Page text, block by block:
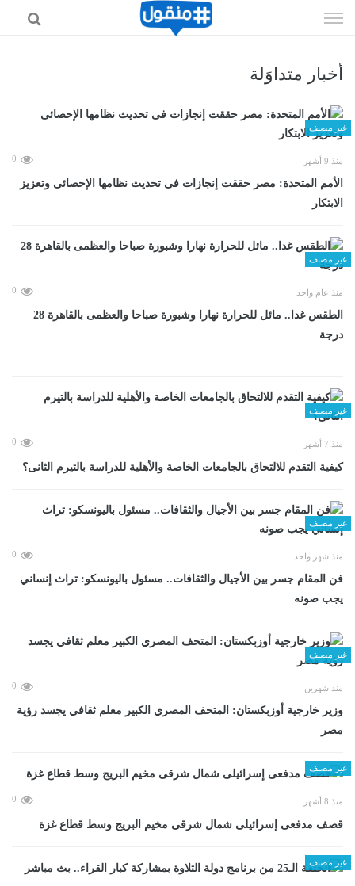
الى
أخبار متداوَلة
غير مصنف
منذ 9 أشهر 0
الأمم المتحدة: مصر حققت إنجازات فى تحديث نظامها الإحصائى وتعزيز
الابتكار
غير مصنف
منذ عام واحد 0
الطقس غدا.. مائل للحرارة نهارا وشبورة صباحا والعظمى بالقاهرة 28
درجة
غير مصنف
منذ 7 أشهر 0
كيفية التقدم للالتحاق بالجامعات الخاصة والأهلية للدراسة بالتيرم الثانى؟
غير مصنف
منذ شهر واحد 0
فن المقام جسر بين الأجيال والثقافات.. مسئول باليونسكو: تراث إنساني
يجب صونه
غير مصنف
منذ شهرين 0
وزير خارجية أوزبكستان: المتحف المصري الكبير معلم ثقافي يجسد رؤية
مصر
غير مصنف
منذ 8 أشهر 0
قصف مدفعى إسرائيلى شمال شرقى مخيم البريج وسط قطاع غزة
غير مصنف